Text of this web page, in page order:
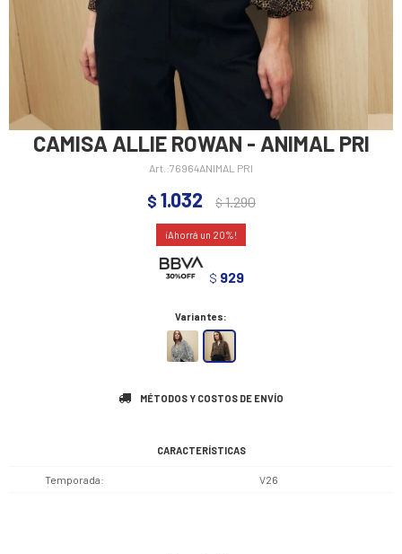
CAMISA ALLIE ROWAN - ANIMAL PRI
76964ANIMAL PRI
$ 1.032 $1.290
20
$ 929
Variantes:
MÉTODOS Y COSTOS DE ENVÍO
CARACTERÍSTICAS
Temporada V26